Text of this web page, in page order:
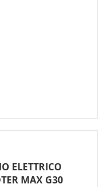
ELETTRICO
MAX G30